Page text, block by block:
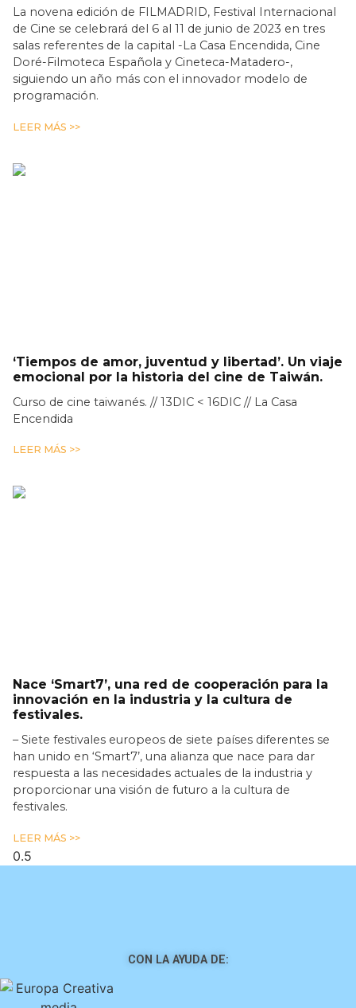
La novena edición de FILMADRID, Festival Internacional
de Cine se celebrará del 6 al 11 de junio de 2023 en tres
salas referentes de la capital -La Casa Encendida, Cine
Doré-Filmoteca Española y Cineteca-Matadero-,
siguiendo un año más con el innovador modelo de
programación.
LEER MÁS >>
‘Tiempos de amor, juventud y libertad’. Un viaje
emocional por la historia del cine de Taiwán.
Curso de cine taiwanés. // 13DIC < 16DIC // La Casa
Encendida
LEER MÁS >>
Nace ‘Smart7’, una red de cooperación para la
innovación en la industria y la cultura de
festivales.
– Siete festivales europeos de siete países diferentes se
han unido en ‘Smart7’, una alianza que nace para dar
respuesta a las necesidades actuales de la industria y
proporcionar una visión de futuro a la cultura de
festivales.
LEER MÁS >>
CON LA AYUDA DE: